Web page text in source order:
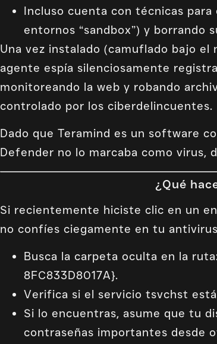
Incluso cuenta con técnicas
entornos “sandbox”) y borrando
Una vez instalado (camuflado bajo
agente espía silenciosamente
monitoreando la web y robando
controlado por los ciberdelincuentes.
Dado que Teramind es un software
Defender no lo marcaba como virus,
¿Qué
Si recientemente hiciste clic en un
no confíes ciegamente en tu
Busca la carpeta oculta en la
8FC833D8017A}.
Verifica si el servicio tsvchst
Si lo encuentras, asume que tu
contraseñas importantes desde